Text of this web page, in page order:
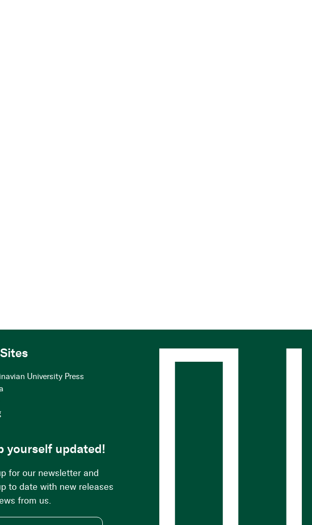
University Press
yourself updated!
for our newsletter and
to date with new releases
from us.